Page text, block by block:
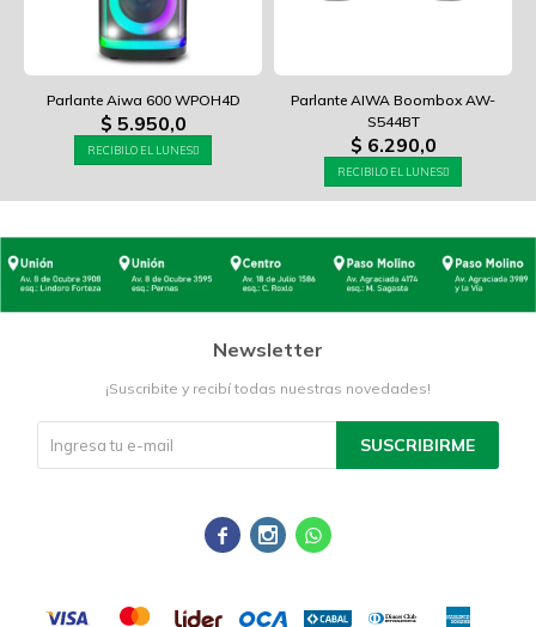
Parlante Aiwa 600 WPOH4D
$ 5.950,0
RECIBILO EL LUNES
Parlante AIWA Boombox AW-
S544BT
$ 6.290,0
RECIBILO EL LUNES
Newsletter
¡Suscribite y recibí todas nuestras novedades!
SUSCRIBIRME
  